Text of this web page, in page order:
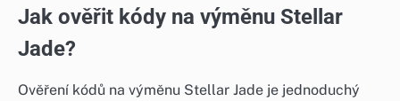
Jak ověřit kódy na výměnu Stellar
Jade?
Ověření kódů na výměnu Stellar Jade je jednoduchý